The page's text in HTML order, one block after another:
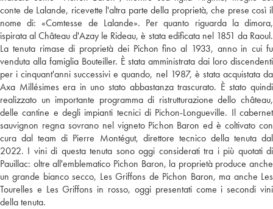
conte de Lalande, ricevette l'altra parte della proprietà, che prese così il
nome di: «Comtesse de Lalande». Per quanto riguarda la dimora,
ispirata al Château d'Azay le Rideau, è stata edificata nel 1851 da Raoul.
La tenuta rimase di proprietà dei Pichon fino al 1933, anno in cui fu
venduta alla famiglia Bouteiller. È stata amministrata dai loro discendenti
per i cinquant'anni successivi e quando, nel 1987, è stata acquistata da
Axa Millésimes era in uno stato abbastanza trascurato. È stato quindi
realizzato un importante programma di ristrutturazione dello château,
delle cantine e degli impianti tecnici di Pichon-Longueville. Il cabernet
sauvignon regna sovrano nel vigneto Pichon Baron ed è coltivato con
cura dal team di Pierre Montégut, direttore tecnico della tenuta dal
2022. I vini di questa tenuta sono oggi considerati tra i più quotati di
Pauillac: oltre all'emblematico Pichon Baron, la proprietà produce anche
un grande bianco secco, Les Griffons de Pichon Baron, ma anche Les
Tourelles e Les Griffons in rosso, oggi presentati come i secondi vini
della tenuta.